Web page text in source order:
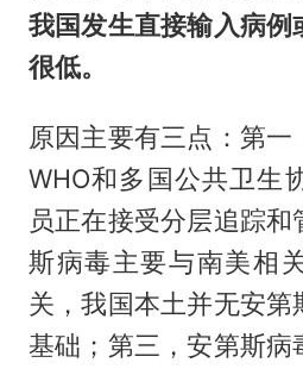
我国发生直接输入病例
很低。
原因主要有三点：第一
WHO和多国公共卫生
员正在接受分层追踪
斯病毒主要与南美相
关，我国本土并无安
基础；第三，安第斯病